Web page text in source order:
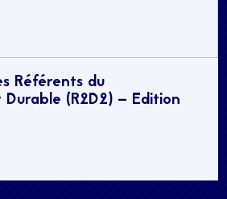
Référents du
(R2D2) – Edition